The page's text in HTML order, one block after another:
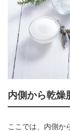
内側から乾
ここでは、内側か